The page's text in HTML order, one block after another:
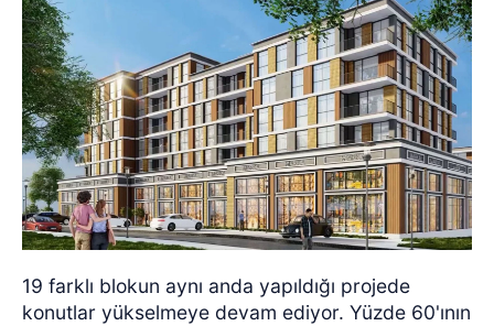
19 farklı blokun aynı anda yapıldığı projede
konutlar yükselmeye devam ediyor. Yüzde 60'ının